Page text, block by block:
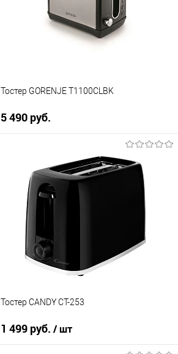
В избранное
В наличии
Тостер GORENJE T1100CLBK
5 490 руб.
Купить в 1 клик
К сравнению
В избранное
В наличии
Тостер CANDY CT-253
1 499 руб. / шт